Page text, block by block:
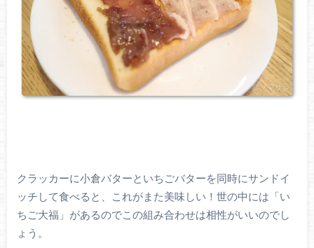
クラッカーに小倉バターといちごバターを同時にサンドイ
ッチして食べると、これがまた美味しい！世の中には「い
ちご大福」があるのでこの組み合わせは相性がいいのでし
ょう。